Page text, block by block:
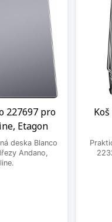
227697 pro
Etagon
deska Blanco
Andano,